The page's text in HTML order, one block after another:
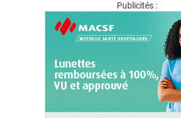
Publicités :